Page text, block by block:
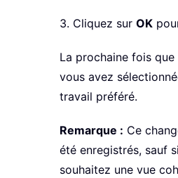
3. Cliquez sur OK
La prochaine fois
vous avez
travail préféré.
Remarque : Ce
été enregistrés, sauf
souhaitez une vue